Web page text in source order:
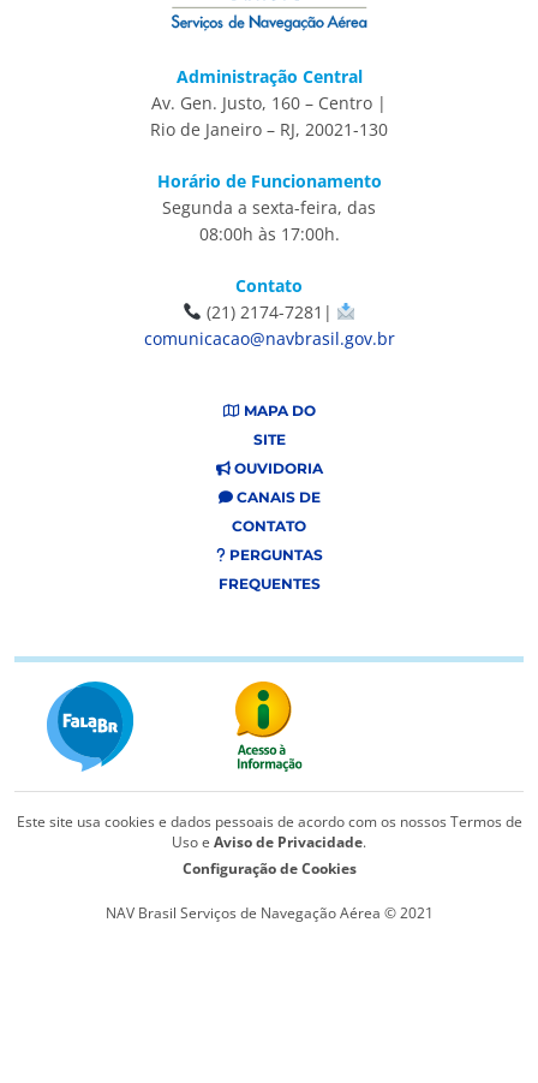
Administração Central
Av. Gen. Justo, 160 – Centro |
Rio de Janeiro – RJ, 20021-130
Horário de Funcionamento
Segunda a sexta-feira, das
08:00h às 17:00h.
Contato
(21) 2174-7281|
comunicacao@navbrasil.gov.br
MAPA DO
SITE
OUVIDORIA
CANAIS DE
CONTATO
PERGUNTAS
FREQUENTES
Este site usa cookies e dados pessoais de acordo com os nossos Termos de
Uso e Aviso de Privacidade.
Configuração de Cookies
NAV Brasil Serviços de Navegação Aérea © 2021